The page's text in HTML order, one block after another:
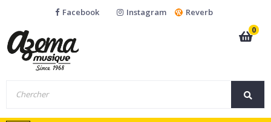
Facebook Instagram
Reverb
0